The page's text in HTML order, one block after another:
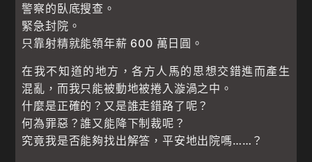
警察的臥底搜查。
緊急封院。
只靠射精就能領年薪 600 萬日圓。
在我不知道的地方，各方人馬的思想交錯進而產生
混亂，而我只能被動地被捲入漩渦之中。
什麼是正確的？又是誰走錯路了呢？
何為罪惡？誰又能降下制裁呢？
究竟我是否能夠找出解答，平安地出院嗎……？